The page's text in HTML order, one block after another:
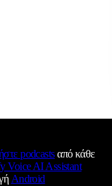
podcastsαπό κάθε
Voice AI Assistant
Android